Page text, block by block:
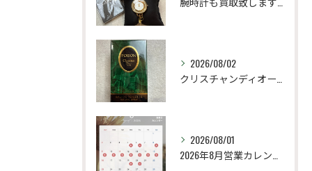
2026/08/02
2026/08/01